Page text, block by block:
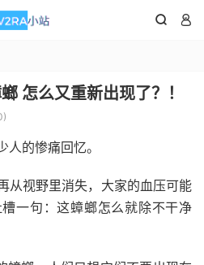
 
怎么又重新出现了？！
的惨痛回忆。
从视野里消失，大家的血压可能
一句：这蟑螂怎么就除不干净